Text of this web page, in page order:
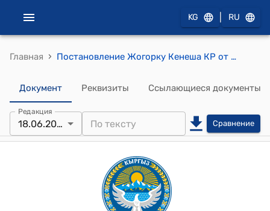
KG RU
Главная › Постановление Жогорку Кенеша КР от 18 июня 2025 года № 3159-VII «О принятии во втором чтении проекта Закона Кыргызской Республики «О внесении изменений в Уголовно-процессуальный кодекс Кыргызской Республики»
Документ Реквизиты Ссылающиеся документы
Редакция
18.06.2025 Сравнение